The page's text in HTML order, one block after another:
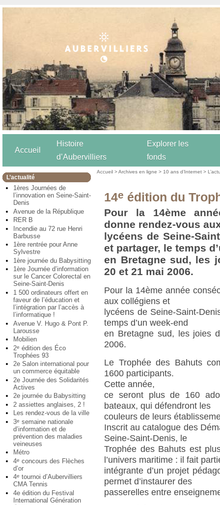
Accueil
Histoire
d’Aubervilliers
Explorer les
fonds
L’actualité
1ères Journées de
l’innovation en Seine-Saint-
Denis
Avenue de la République
RER B
Incendie au 72 rue Henri
Barbusse
1ère rentrée pour Anne
Sylvestre
1ère journée du Babysitting
1ère Journée d’information
sur le Cancer Colorectal en
Seine-Saint-Denis
1 500 ordinateurs offert en
faveur de l’éducation et
l’intégration par l’accès à
l’informatique !
Avenue V. Hugo & Pont P.
Larousse
Mobilien
2e édition des Éco
Trophées 93
2e Salon international pour
un commerce équitable
2e Journée des Solidarités
Actives
2e journée du Babysitting
2 assiettes anglaises, 2 !
Les rendez-vous de la ville
3e semaine nationale
d’information et de
prévention des maladies
veineuses
Métro
4e concours des Flèches
d’or
4e tournoi d’Aubervilliers
CMA Tennis
4e édition du Festival
International Génération
Accueil >Archives en ligne > 10 ans d’Internet >
14e édition du
Pour la 14ème
donne rendez-vous
lycéens de Seine-
et partager, le temps
en Bretagne sud, les
20 et 21 mai 2006.
Pour la 14ème année
aux collégiens et
lycéens de Seine-Saint-
temps d’un week-end
en Bretagne sud, les joies
2006.
Le Trophée des Bahuts
1600 participants.
Cette année,
ce seront plus de 160
bateaux, qui défendront les
couleurs de leurs
Inscrit au catalogue des
Seine-Saint-Denis, le
Trophée des Bahuts est
l’univers maritime : il fait
intégrante d’un projet
permet d’instaurer des
passerelles entre